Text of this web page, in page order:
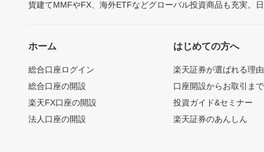
貨建てMMFやFX、海外ETFなどグローバル投資商品も充実。
ホーム
総合口座ログイン
総合口座の開設
楽天FX口座の開設
法人口座の開設
はじめての方へ
楽天証券が選ばれる理由
口座開設からお取引ま
投資ガイド&セミナー
楽天証券のあんしん